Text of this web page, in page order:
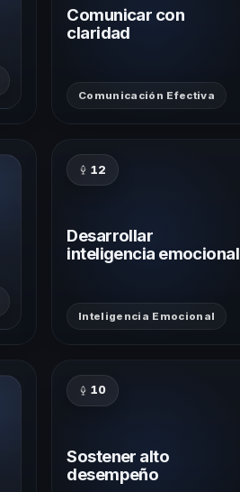
Comunicar con
claridad
Comunicación Efectiva
12
Desarrollar
inteligencia emocional
Inteligencia Emocional
10
Sostener alto
desempeño